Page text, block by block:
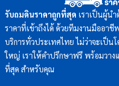
รับถมดินราคาถูกที่สุด เราเป็นผู้น
ราคาที่เข้าถึงได้ ด้วยทีมงานมืออา
บริการทั่วประเทศไทย ไม่ว่าจะเป็น
ใหญ่ เราให้คำปรึกษาฟรี พร้อมวา
ที่สุด สำหรับคุณ